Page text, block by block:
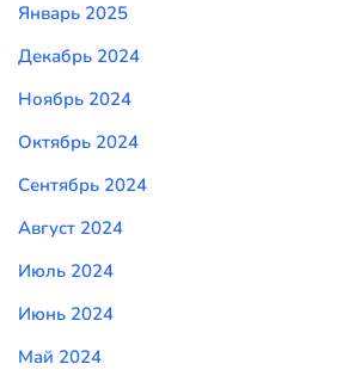
Январь 2025
Декабрь 2024
Ноябрь 2024
Октябрь 2024
Сентябрь 2024
Август 2024
Июль 2024
Июнь 2024
Май 2024